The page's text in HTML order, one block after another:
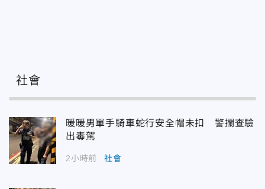
社會
暖暖男單手騎車蛇行安全帽未扣 警攔查驗
出毒駕
2小時前 社會